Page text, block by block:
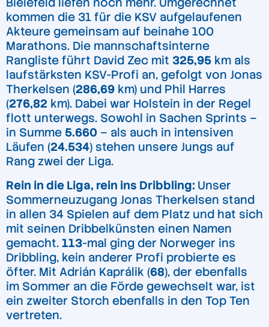
kommen die 31 für die KSV aufgelaufenen
Akteure gemeinsam auf beinahe 100
Marathons. Die mannschaftsinterne
Rangliste führt David Zec mit 325,95 km als
laufstärksten KSV-Profi an, gefolgt von Jonas
Therkelsen (286,69 km) und Phil Harres
(276,82 km). Dabei war Holstein in der Regel
flott unterwegs. Sowohl in Sachen Sprints –
in Summe 5.660 – als auch in intensiven
Läufen (24.534) stehen unsere Jungs auf
Rang zwei der Liga.
Rein in die Liga, rein ins Dribbling: Unser
Sommerneuzugang Jonas Therkelsen stand
in allen 34 Spielen auf dem Platz und hat sich
mit seinen Dribbelkünsten einen Namen
gemacht. 113-mal ging der Norweger ins
Dribbling, kein anderer Profi probierte es
öfter. Mit Adrián Kaprálik (68), der ebenfalls
im Sommer an die Förde gewechselt war, ist
ein zweiter Storch ebenfalls in den Top Ten
vertreten.